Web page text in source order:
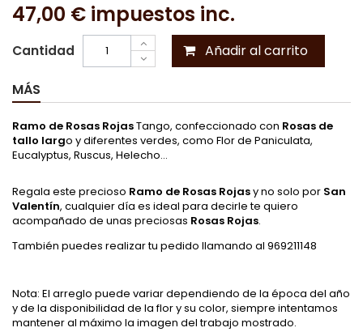
47,00 € impuestos inc.
Cantidad Añadir al carrito
MÁS
Ramo de Rosas RojasTango, confeccionado con Rosas de
tallo largo y diferentes verdes, como Flor de Paniculata,
Eucalyptus, Ruscus, Helecho...
Regala este precioso Ramo de Rosas Rojasy no solo por San
Valentín, cualquier día es ideal para decirle te quiero
acompañado de unas preciosas Rosas Rojas.
También puedes realizar tu pedido llamando al 969211148
Nota: El arreglo puede variar dependiendo de la época del año
y de la disponibilidad de la flor y su color, siempre intentamos
mantener al máximo la imagen del trabajo mostrado.